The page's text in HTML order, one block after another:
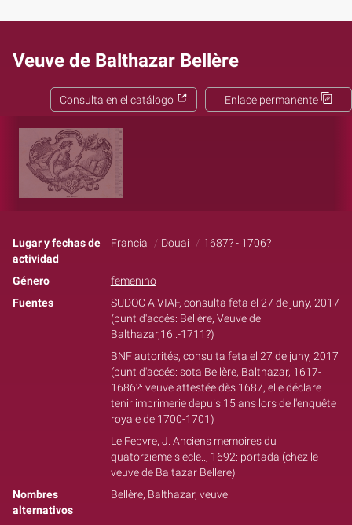
Veuve de Balthazar Bellère
Enlace permanente
Consulta en el catálogo
Lugar y fechas de
actividad
Francia Douai 1687? - 1706?
Género
femenino
Fuentes
SUDOC A VIAF, consulta feta el 27 de juny, 2017
(punt d'accés: Bellère, Veuve de
Balthazar,16..-1711?)
BNF autorités, consulta feta el 27 de juny, 2017
(punt d'accés: sota Bellère, Balthazar, 1617-
1686?: veuve attestée dès 1687, elle déclare
tenir imprimerie depuis 15 ans lors de l'enquête
royale de 1700-1701)
Le Febvre, J. Anciens memoires du
quatorzieme siecle.., 1692: portada (chez le
veuve de Baltazar Bellere)
Nombres
alternativos
Bellère, Balthazar, veuve